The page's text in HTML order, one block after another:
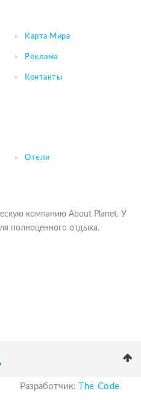
Карта Мира
Реклама
Контакты
Отели
компанию About Planet. У
полноценного отдыха.
Разработчик: The Code